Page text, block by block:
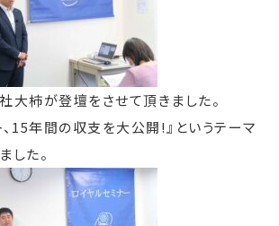
大柿が登壇をさせて頂きました。
15年間の収支を大公開!』というテーマ
した。